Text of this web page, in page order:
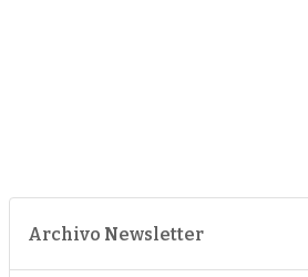
Archivo Newsletter